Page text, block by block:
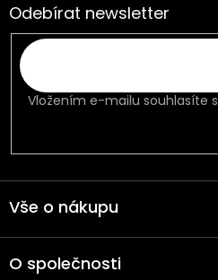
i
Odebírat newsletter
Vložením e-mailu souhlasíte s
Vše o nákupu
O společnosti